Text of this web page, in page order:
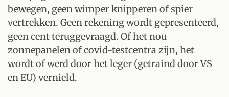
bewegen, geen wimper knipperen of spier
vertrekken. Geen rekening wordt gepresenteerd,
geen cent teruggevraagd. Of het nou
zonnepanelen of covid-testcentra zijn, het
wordt of werd door het leger (getraind door VS
en EU) vernield.